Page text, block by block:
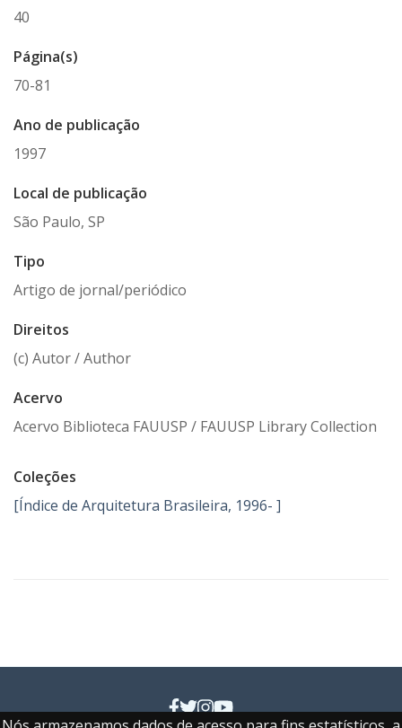
40
Página(s)
70-81
Ano de publicação
1997
Local de publicação
São Paulo, SP
Tipo
Artigo de jornal/periódico
Direitos
(c) Autor / Author
Acervo
Acervo Biblioteca FAUUSP / FAUUSP Library Collection
Coleções
[Índice de Arquitetura Brasileira, 1996- ]